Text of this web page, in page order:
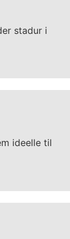
stadur i
ideelle til